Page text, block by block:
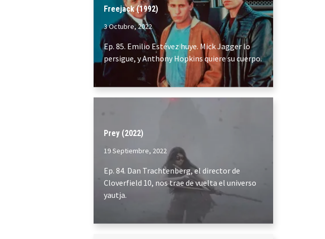
Freejack (1992)
3 Octubre, 2022
Ep. 85. Emilio Estévez huye. Mick Jagger lo
persigue, y Anthony Hopkins quiere su cuerpo.
Prey (2022)
19 Septiembre, 2022
Ep. 84. Dan Trachtenberg, el director de
Cloverfield 10, nos trae de vuelta el universo
yautja.